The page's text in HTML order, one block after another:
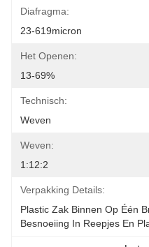
Diafragma:
23-619micron
Het Openen:
13-69%
Technisch:
Weven
Weven:
1:12:2
Verpakking Details:
Plastic Zak Binnen Op Één
Besnoeiing In Reepjes En